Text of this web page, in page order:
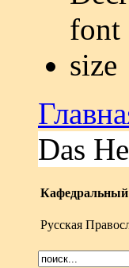
Das
Кафедральный
Русская